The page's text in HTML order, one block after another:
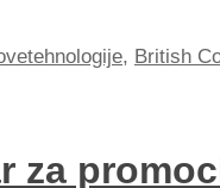
, British
za